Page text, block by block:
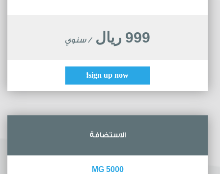
999 ريال / سنوي
sign up now!
الاستضافة
5000 MG